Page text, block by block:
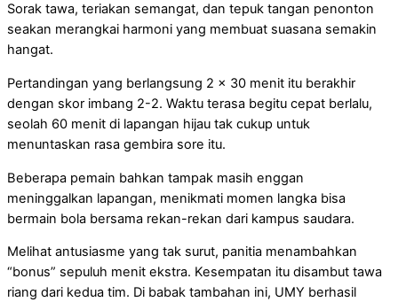
Sorak tawa, teriakan semangat, dan tepuk tangan penonton
seakan merangkai harmoni yang membuat suasana semakin
hangat.
Pertandingan yang berlangsung 2 x 30 menit itu berakhir
dengan skor imbang 2-2. Waktu terasa begitu cepat berlalu,
seolah 60 menit di lapangan hijau tak cukup untuk
menuntaskan rasa gembira sore itu.
Beberapa pemain bahkan tampak masih enggan
meninggalkan lapangan, menikmati momen langka bisa
bermain bola bersama rekan-rekan dari kampus saudara.
Melihat antusiasme yang tak surut, panitia menambahkan
“bonus” sepuluh menit ekstra. Kesempatan itu disambut tawa
riang dari kedua tim. Di babak tambahan ini, UMY berhasil